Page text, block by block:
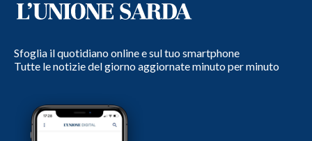
Sfoglia il quotidiano online e sul tuo smartphone
Tutte le notizie del giorno aggiornate minuto per minuto